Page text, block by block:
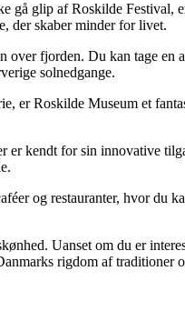
gå glip af Roskilde Festival,
der skaber minder for livet.
fjorden. Du kan tage
solnedgange.
er Roskilde Museum et
er kendt for sin innovative
og restauranter, hvor du
Uanset om du er
rigdom af traditioner